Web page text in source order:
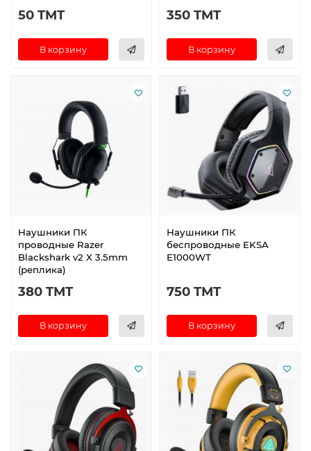
50 TMT
В корзину
350 TMT
В корзину
Наушники ПК
проводные Razer
Blackshark v2 X 3.5mm
(реплика)
380 TMT
В корзину
Наушники ПК
беспроводные EKSA
E1000WT
750 TMT
В корзину